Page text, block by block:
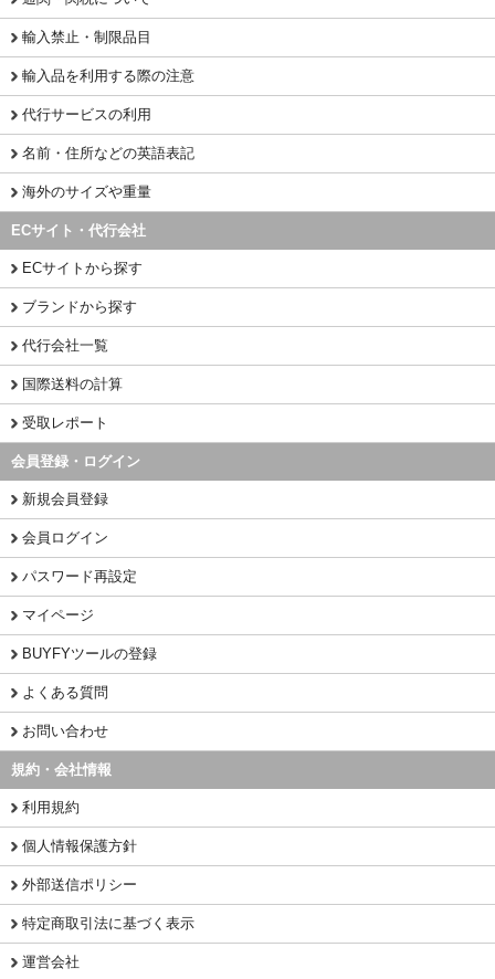
輸入禁止・制限品目
輸入品を利用する際の注意
代行サービスの利用
名前・住所などの英語表記
海外のサイズや重量
ECサイト・代行会社
ECサイトから探す
ブランドから探す
代行会社一覧
国際送料の計算
受取レポート
会員登録・ログイン
新規会員登録
会員ログイン
パスワード再設定
マイページ
BUYFYツールの登録
よくある質問
お問い合わせ
規約・会社情報
利用規約
個人情報保護方針
外部送信ポリシー
特定商取引法に基づく表示
運営会社